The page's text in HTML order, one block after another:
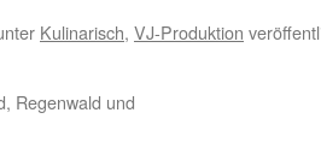
Kulinarisch, VJ-Produktion
Regenwald und